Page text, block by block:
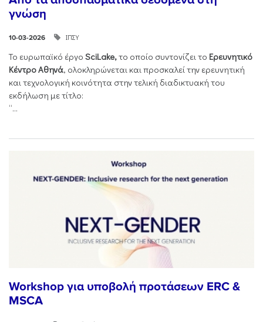
γνώση
10-03-2026 ΙΠΣΥ
Το ευρωπαϊκό έργο SciLake,το οποίο συντονίζει το Ερευνητικό
Κέντρο Αθηνά, ολοκληρώνεται και προσκαλεί την ερευνητική
και τεχνολογική κοινότητα στην τελική διαδικτυακή του
εκδήλωση με τίτλο:
“...
Workshop για υποβολή προτάσεων ERC &
MSCA